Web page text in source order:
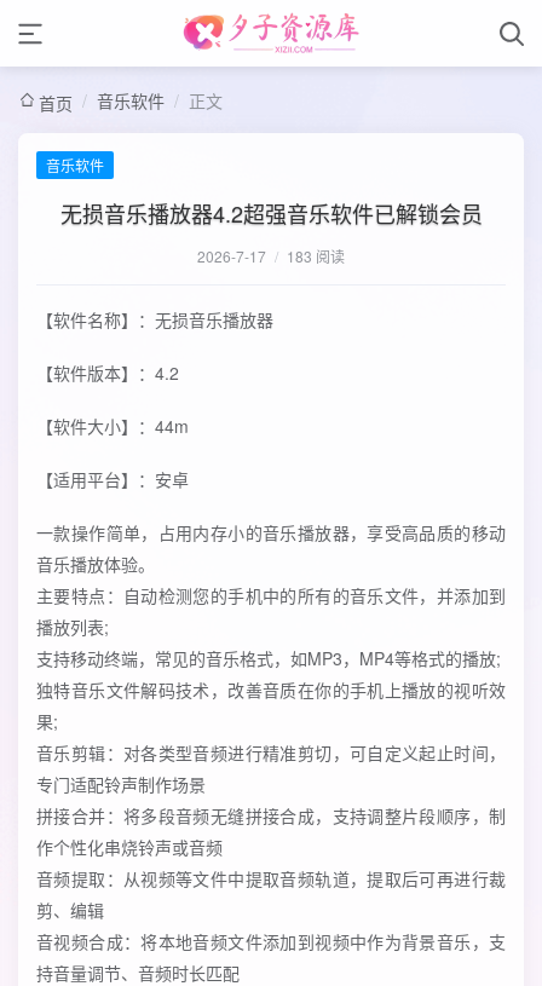
首页 / 音乐软件 / 正文
音乐软件
无损音乐播放器4.2超强音乐软件已解锁会员
2026-7-17 / 183 阅读
【软件名称】：无损音乐播放器
【软件版本】：4.2
【软件大小】：44m
【适用平台】：安卓
一款操作简单，占用内存小的音乐播放器，享受高品质的移动
音乐播放体验。
主要特点：自动检测您的手机中的所有的音乐文件，并添加到
播放列表;
支持移动终端，常见的音乐格式，如MP3，MP4等格式的播放;
独特音乐文件解码技术，改善音质在你的手机上播放的视听效
果;
音乐剪辑：对各类型音频进行精准剪切，可自定义起止时间，
专门适配铃声制作场景
拼接合并：将多段音频无缝拼接合成，支持调整片段顺序，制
作个性化串烧铃声或音频
音频提取：从视频等文件中提取音频轨道，提取后可再进行裁
剪、编辑
音视频合成：将本地音频文件添加到视频中作为背景音乐，支
持音量调节、音频时长匹配